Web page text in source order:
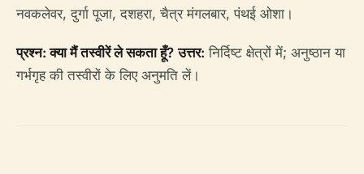
नवकलेवर, दुर्गा पूजा, दशहरा, चैत्र मंगलबार, पंथई ओशा।
प्रश्न: क्या मैं तस्वीरें ले सकता हूँ? उत्तर: निर्दिष्ट क्षेत्रों में; अनुष्ठान या
गर्भगृह की तस्वीरों के लिए अनुमति लें।